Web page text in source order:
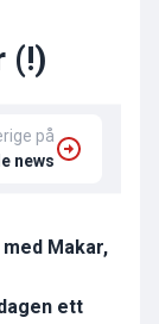
(!)
på
news
Makar,
ett